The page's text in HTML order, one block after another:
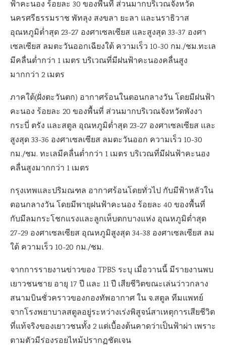
ฟ้าคะนอง ร้อยละ 30 ของพื้นที่ ส่วนมากบริเวณจังหวัด
นครศรีธรรมราช พัทลุง สงขลา ยะลา และนราธิวาส
อุณหภูมิต่ำสุด 23-27 องศาเซลเซียส และสูงสุด 33-37 องศา
เซลเซียส ลมตะวันออกเฉียงใต้ ความเร็ว 10-30 กม./ชม.ทะเล
มีคลื่นต่ำกว่า 1 เมตร บริเวณที่มีฝนฟ้าคะนองคลื่นสูง
มากกว่า 2 เมตร
ภาคใต้(ฝั่งตะวันตก) อากาศร้อนในตอนกลางวัน โดยมีฝนฟ้า
คะนอง ร้อยละ 20 ของพื้นที่ ส่วนมากบริเวณจังหวัดพังงา
กระบี่ ตรัง และสตูล อุณหภูมิต่ำสุด 23-27 องศาเซลเซียส และ
สูงสุด 33-36 องศาเซลเซียส ลมตะวันออก ความเร็ว 10-30
กม./ชม. ทะเลมีคลื่นต่ำกว่า 1 เมตร บริเวณที่มีฝนฟ้าคะนอง
คลื่นสูงมากกว่า 1 เมตร
กรุงเทพและปริมณฑล อากาศร้อนโดยทั่วไป กับมีฟ้าหลัวใน
ตอนกลางวัน โดยมีพายุฝนฟ้าคะนอง ร้อยละ 40 ของพื้นที่
กับมีลมกระโชกแรงและลูกเห็บตกบางแห่ง อุณหภูมิต่ำสุด
27-29 องศาเซลเซียส อุณหภูมิสูงสุด 34-38 องศาเซลเซียส ลม
ใต้ ความเร็ว 10-20 กม./ชม.
จากการรายงานข่าวของ TPBS ระบุ เมื่อวานนี้ มีรายงานพบ
เยาวชนชาย อายุ 17 ปี และ 11 ปี เสียชีวิตขณะเล่นว่าวกลาง
สนามบินชั่วคราวของกองทัพอากาศ ใน จ.สตูล ทีมแพทย์
จากโรงพยาบาลสตูลอยู่ระหว่างเร่งพิสูจน์สาเหตุการเสียชีวิต
ที่แท้จริงของเยาวชนทั้ง 2 แต่เบื้องต้นคาดว่าเป็นฟ้าผ่า เพราะ
ตามตัวมีร่องรอยไหม้ปรากฏชัดเจน